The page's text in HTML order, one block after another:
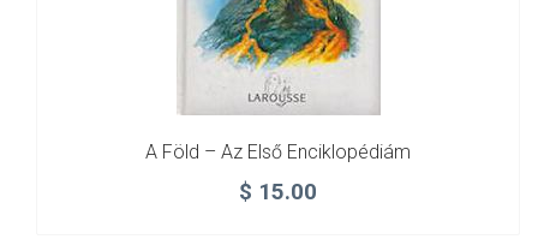
A Föld – Az Első Enciklopédiám
$ 15.00